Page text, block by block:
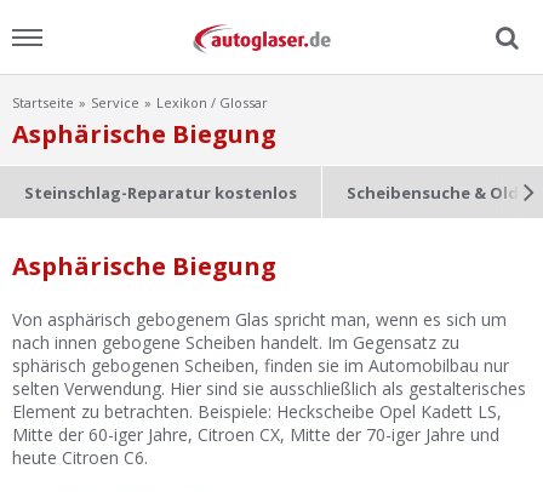
Menu
Home
Scheibensuche
FAQ
Startseite Service Lexikon / Glossar
Asphärische Biegung
Steinschlag-Reparatur kostenlos Scheibensuche &
Asphärische Biegung
Von asphärisch gebogenem Glas spricht man, wenn es sich um
nach innen gebogene Scheiben handelt. Im Gegensatz zu
sphärisch gebogenen Scheiben, finden sie im Automobilbau nur
selten Verwendung. Hier sind sie ausschließlich als gestalterisches
Element zu betrachten. Beispiele: Heckscheibe Opel Kadett LS,
Mitte der 60-iger Jahre, Citroen CX, Mitte der 70-iger Jahre und
heute Citroen C6.